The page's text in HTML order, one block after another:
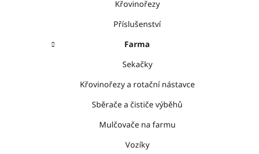
Křovinořezy
Příslušenství
Farma
Sekačky
Křovinořezy a rotační nástavce
Sběrače a čističe výběhů
Mulčovače na farmu
Vozíky